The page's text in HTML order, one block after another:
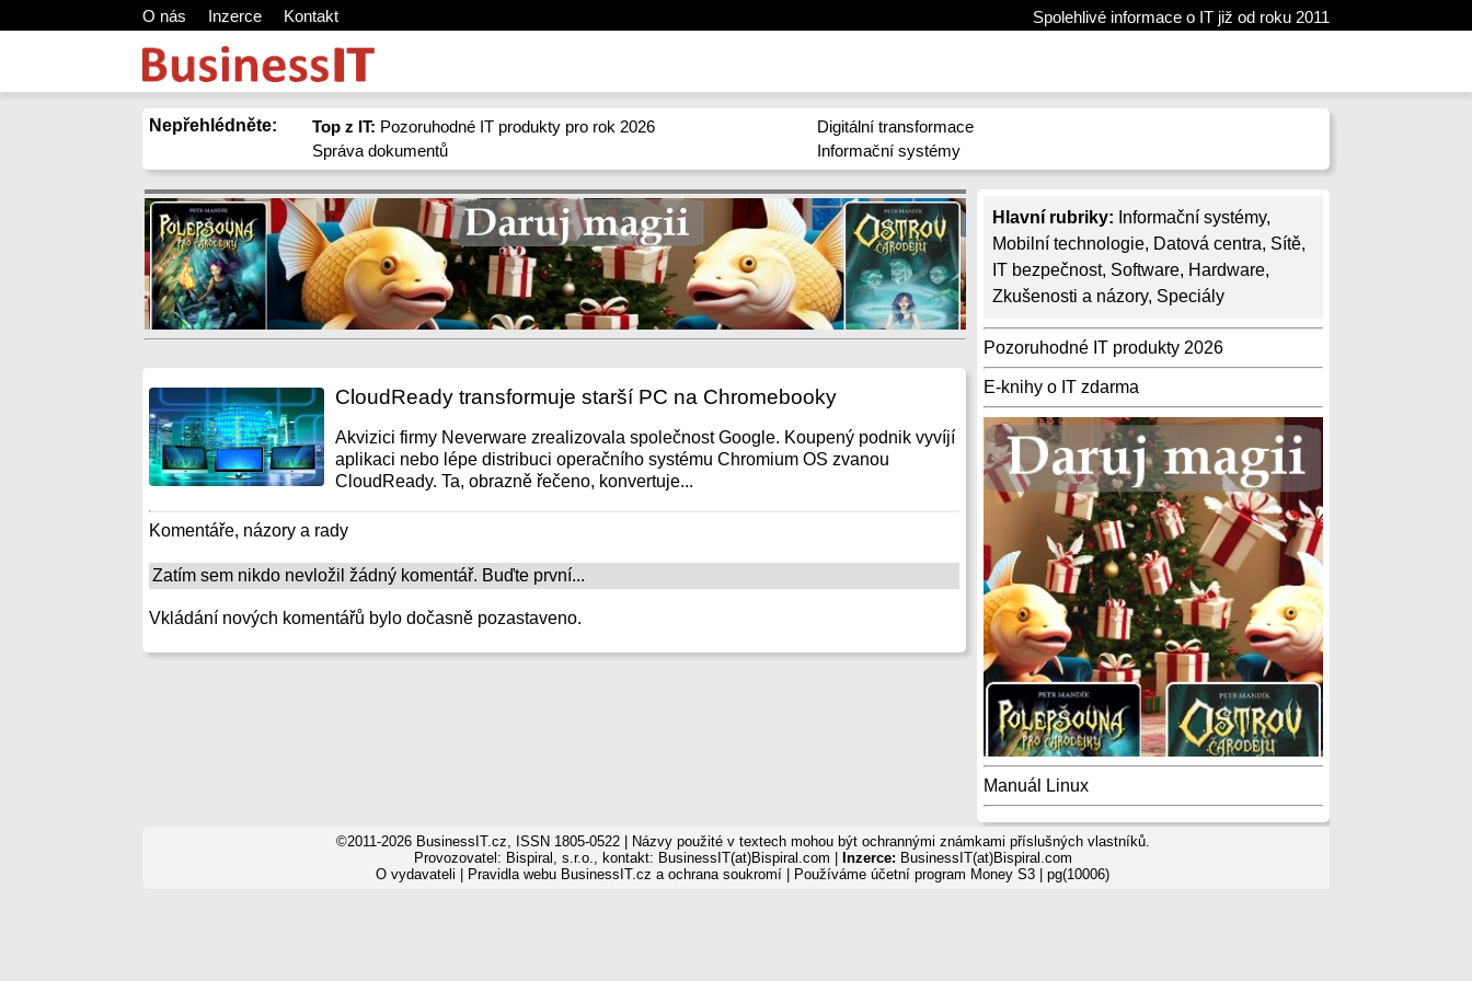
O nás Inzerce Kontakt Spolehlivé informace o IT již od roku 2011
Nepřehlédněte: Top z IT: Pozoruhodné IT produkty pro rok 2026
Správa dokumentů
Digitální transformace
Informační systémy
Hlavní rubriky: Informační systémy,
Mobilní technologie, Datová centra, Sítě,
IT bezpečnost, Software, Hardware,
Zkušenosti a názory, Speciály
Pozoruhodné IT produkty 2026
E-knihy o IT zdarma
Manuál Linux
CloudReady transformuje starší PC na Chromebooky
Akvizici firmy Neverware zrealizovala společnost Google. Koupený podnik vyvíjí
aplikaci nebo lépe distribuci operačního systému Chromium OS zvanou
CloudReady. Ta, obrazně řečeno, konvertuje...
Komentáře, názory a rady
Zatím sem nikdo nevložil žádný komentář. Buďte první...
Vkládání nových komentářů bylo dočasně pozastaveno.
©2011-2026 BusinessIT.cz, ISSN 1805-0522 | Názvy použité v textech mohou být ochrannými známkami příslušných vlastníků.
Provozovatel: Bispiral, s.r.o., kontakt: BusinessIT(at)Bispiral.com |
Inzerce: BusinessIT(at)Bispiral.com
O vydavateli
Pravidla webu BusinessIT.cz a ochrana soukromí | Používáme účetní program Money S3 | pg(10006)